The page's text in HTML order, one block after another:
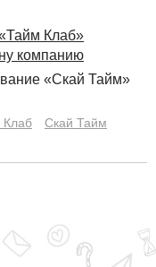
Клаб»
компанию
«Скай Тайм»
Клаб
Скай Тайм